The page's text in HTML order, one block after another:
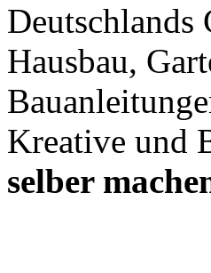
Hausbau,
Kreative und
selber